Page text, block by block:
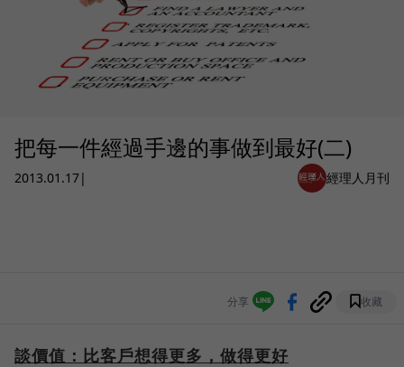
把每一件經過手邊的事做到最好(二)
2013.01.17| 經理人月刊
分享 收藏
談價值：比客戶想得更多，做得更好